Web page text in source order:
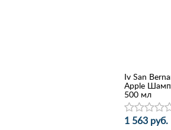
Iv San
Apple
500 мл
1 563 руб.